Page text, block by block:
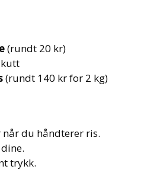
(rundt 20 kr)
(rundt 140 kr for 2 kg)
du håndterer ris.
trykk.